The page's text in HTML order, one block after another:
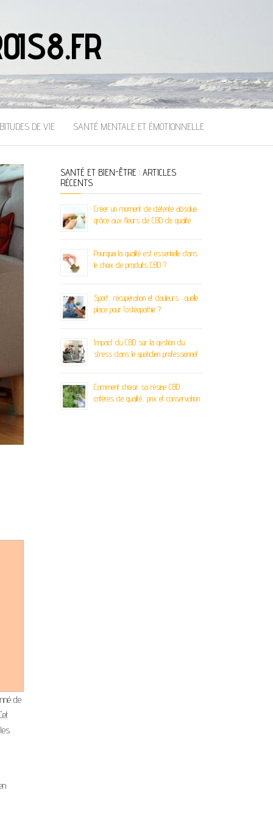
DE VIE SANTÉ MENTALE ET ÉMOTIONNELLE
de
SANTÉ ET BIEN-ÊTRE : ARTICLES
RÉCENTS
Créer un moment de détente absolue
grâce aux fleurs de CBD de qualité
Pourquoi la qualité est essentielle dans
le choix de produits CBD ?
Sport, récupération et douleurs : quelle
place pour l’ostéopathie ?
Impact du CBD sur la gestion du
stress dans le quotidien professionnel
Comment choisir sa résine CBD :
critères de qualité, prix et conservation